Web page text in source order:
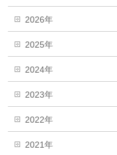
2026年
2025年
2024年
2023年
2022年
2021年